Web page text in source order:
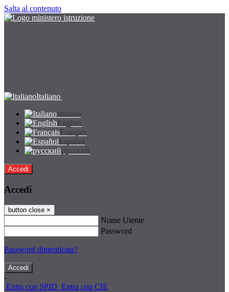
Salta al contenuto
Italiano
Italiano
English
Français
Español
русский
Accedi
Accedi
button close ×
Nome Utente
Password
Password dimenticata?
-
Entra con SPID Entra con CIE